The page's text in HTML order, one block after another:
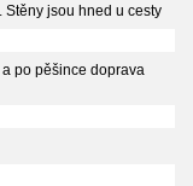
Stěny jsou hned u cesty
po pěšince doprava